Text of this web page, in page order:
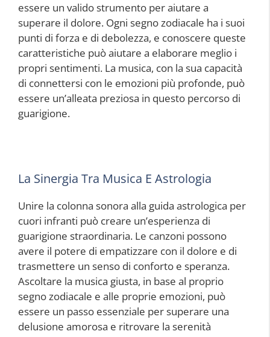
essere un valido strumento per aiutare a
superare il dolore. Ogni segno zodiacale ha i suoi
punti di forza e di debolezza, e conoscere queste
caratteristiche può aiutare a elaborare meglio i
propri sentimenti. La musica, con la sua capacità
di connettersi con le emozioni più profonde, può
essere un’alleata preziosa in questo percorso di
guarigione.
La Sinergia Tra Musica E Astrologia
Unire la colonna sonora alla guida astrologica per
cuori infranti può creare un’esperienza di
guarigione straordinaria. Le canzoni possono
avere il potere di empatizzare con il dolore e di
trasmettere un senso di conforto e speranza.
Ascoltare la musica giusta, in base al proprio
segno zodiacale e alle proprie emozioni, può
essere un passo essenziale per superare una
delusione amorosa e ritrovare la serenità